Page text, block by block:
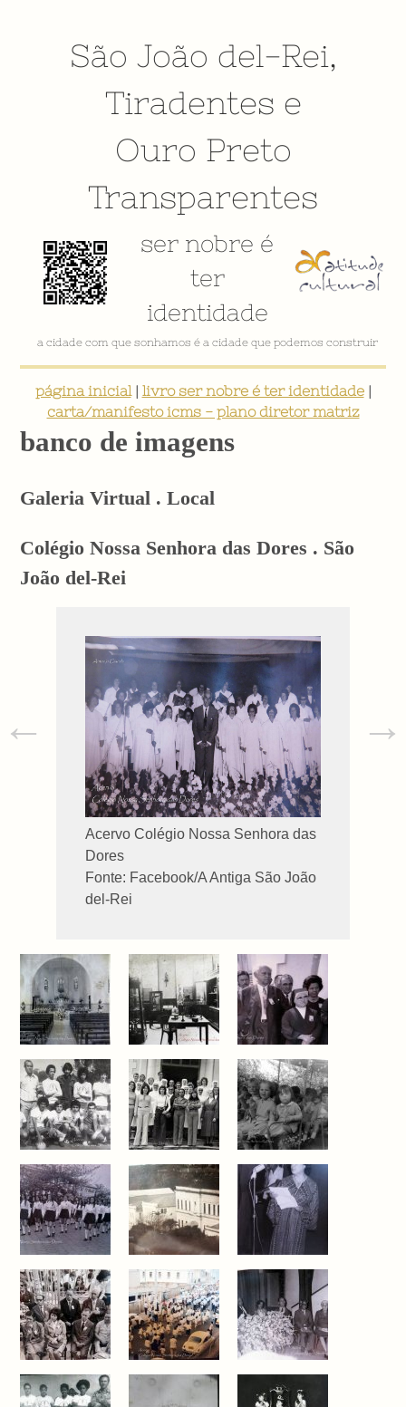
São João del-Rei,
Tiradentes e
Ouro Preto
Transparentes
ser nobre é
ter
identidade
a cidade com que sonhamos é a cidade que podemos construir
página inicial| livro ser nobre é ter identidade|
carta/manifesto icms - plano diretor matriz
banco de imagens
Galeria Virtual . Local
Colégio Nossa Senhora das Dores . São
João del-Rei
Acervo Colégio Nossa Senhora das
Dores
Fonte: Facebook/A Antiga São João
del-Rei
← →